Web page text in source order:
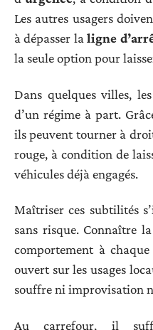
Les autres usagers
à dépasser laligne
la seule option pour
Dans quelques villes, les
d’un régime à part.
ils peuvent tourner à
rouge, à condition de
véhicules déjà engagés.
Maîtriser ces subtilités
sans risque. Connaître la
comportement à
ouvert sur les usages
souffre ni improvisation
Au carrefour, il